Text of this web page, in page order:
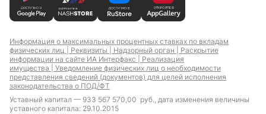
Информация о максимальных процентных ставках по вкладам
физических лиц | Реквизиты | Надзорный орган | Раскрытие
информации на сайте ИА Интерфакс | Реализация
имущества | Уведомление физических лиц о необходимости
представления сведений (документов) для целей исполнения
законодательства о ПОД/ФТ
Уставный капитал — 933 567 570,00 руб., дата изменения величины
уставного капитала: 29.10.2015